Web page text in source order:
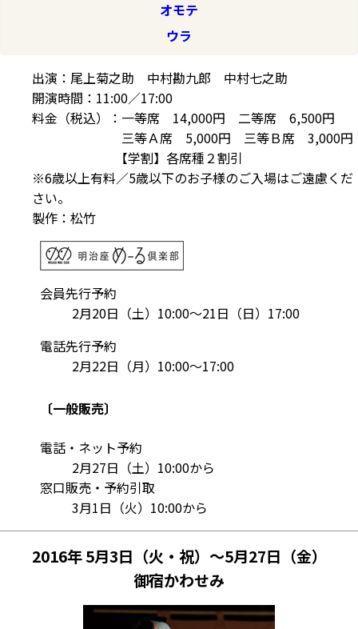
オモテ
ウラ
出演：尾上菊之助 中村勘九郎 中村七之助
開演時間：11:00／17:00
料金（税込）：一等席
14,000円 二等席
6,500円
三等Ａ席
5,000円 三等Ｂ席
3,000円
【学割】各席種２割引
※6歳以上有料／5歳以下のお子様のご入場はご遠慮くだ
さい。
製作：松竹
会員先行予約
2月20日（土）10:00～21日（日）17:00
電話先行予約
2月22日（月）10:00～17:00
〔一般販売〕
電話・ネット予約
2月27日（土）10:00から
窓口販売・予約引取
3月1日（火）10:00から
2016年 5月3日（火・祝）～5月27日（金）
御宿かわせみ